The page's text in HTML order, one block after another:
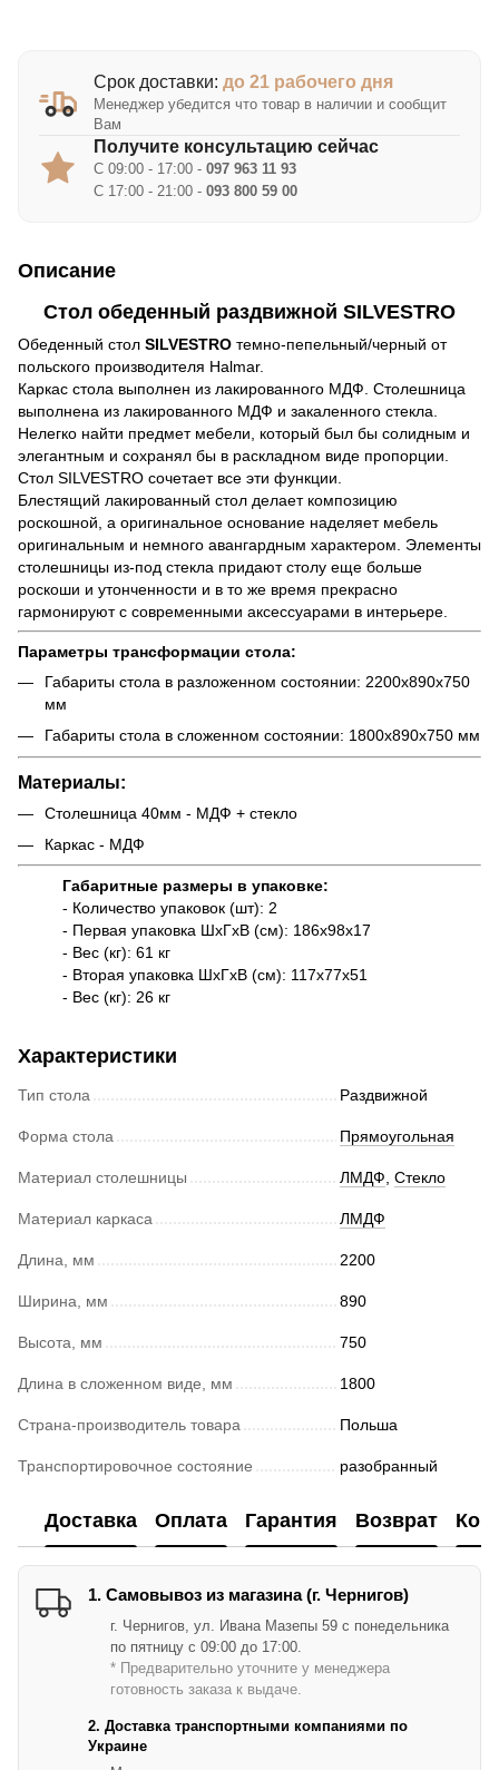
Срок доставки: до 21 рабочего дня
Менеджер убедится что товар в наличии и сообщит
Вам
Получите консультацию сейчас
С 09:00 - 17:00 - 097 963 11 93
С 17:00 - 21:00 - 093 800 59 00
Описание
Стол обеденный раздвижной SILVESTRO
Обеденный стол SILVESTRO темно-пепельный/черный от
польского производителя Halmar.
Каркас стола выполнен из лакированного МДФ. Столешница
выполнена из лакированного МДФ и закаленного стекла.
Нелегко найти предмет мебели, который был бы солидным и
элегантным и сохранял бы в раскладном виде пропорции.
Стол SILVESTRO сочетает все эти функции.
Блестящий лакированный стол делает композицию
роскошной, а оригинальное основание наделяет мебель
оригинальным и немного авангардным характером. Элементы
столешницы из-под стекла придают столу еще больше
роскоши и утонченности и в то же время прекрасно
гармонируют с современными аксессуарами в интерьере.
Параметры трансформации стола:
Габариты стола в разложенном состоянии: 2200x890x750
мм
Габариты стола в сложенном состоянии: 1800x890x750 мм
Материалы:
Столешница 40мм - МДФ + стекло
Каркас - МДФ
Габаритные размеры в упаковке:
- Количество упаковок (шт): 2
- Первая упаковка ШxГxВ (см): 186x98x17
- Вес (кг): 61 кг
- Вторая упаковка ШxГxВ (см): 117x77x51
- Вес (кг): 26 кг
Характеристики
Тип стола Раздвижной
Форма стола Прямоугольная
Материал столешницы ЛМДФ, Стекло
Материал каркаса ЛМДФ
Длина, мм 2200
Ширина, мм 890
Высота, мм 750
Длина в сложенном виде, мм 1800
Страна-производитель товара Польша
Транспортировочное состояние разобранный
Доставка Оплата Гарантия Возврат
1. Самовывоз из магазина (г. Чернигов)
г. Чернигов, ул. Ивана Мазепы 59 с понедельника
по пятницу с 09:00 до 17:00.
* Предварительно уточните у менеджера
готовность заказа к выдаче.
2. Доставка транспортными компаниями по
Украине